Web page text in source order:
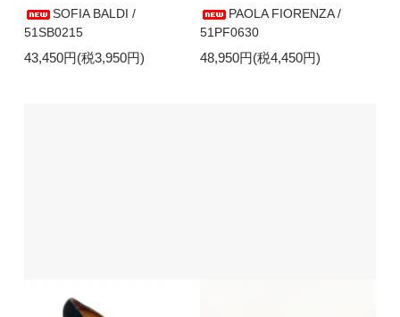
SOFIA BALDI /
51SB0215
43,450円(税3,950円)
PAOLA FIORENZA /
51PF0630
48,950円(税4,450円)